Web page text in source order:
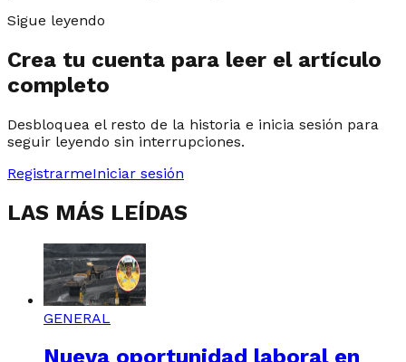
Sigue leyendo
Crea tu cuenta para leer el artículo
completo
Desbloquea el resto de la historia e inicia sesión para
seguir leyendo sin interrupciones.
RegistrarmeIniciar sesión
LAS MÁS LEÍDAS
GENERAL